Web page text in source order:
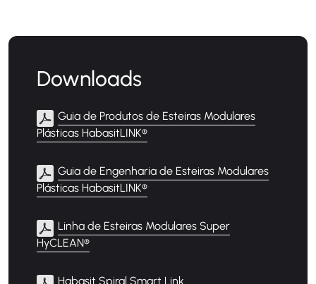
Downloads
Guia de Produtos de Esteiras Modulares
Plásticas HabasitLINK®
Guia de Engenharia de Esteiras Modulares
Plásticas HabasitLINK®
Linha de Esteiras Modulares Super
HyCLEAN®
Habasit Spiral Smart Link